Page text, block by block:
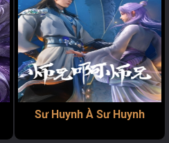
Sư Huynh À Sư Huynh